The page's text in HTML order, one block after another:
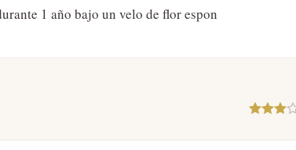
1 año bajo un velo de flor espon